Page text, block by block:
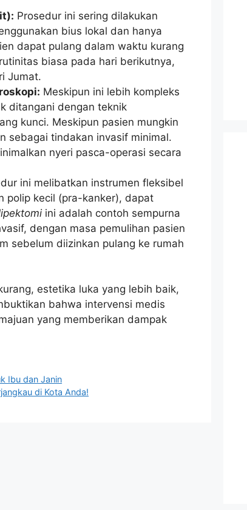
Prosedur ini sering dilakukan
bius lokal dan hanya
dapat pulang dalam waktu kurang
biasa pada hari berikutnya,
Jumat.
Meskipun ini lebih kompleks
ditangani dengan teknik
kunci. Meskipun pasien mungkin
sebagai tindakan invasif minimal.
nyeri pasca-operasi secara
ini melibatkan instrumen fleksibel
polip kecil (pra-kanker), dapat
ini adalah contoh sempurna
dengan masa pemulihan pasien
sebelum diizinkan pulang ke rumah
estetika luka yang lebih baik,
bahwa intervensi medis
yang memberikan dampak
Ibu dan Janin
di Kota Anda!